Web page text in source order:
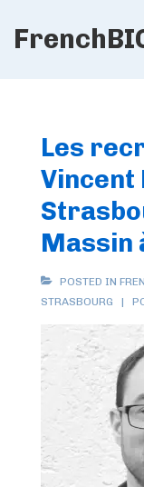
Skip
Les
Vincent
Massin
POSTED IN
STRASBOURG